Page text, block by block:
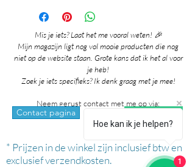
Mis je iets? Laat het me vooral weten! 🎉
Mijn magazijn ligt nog vol mooie producten die nog
niet op de website staan. Grote kans dat ik het al voor
je heb!
Zoek je iets specifieks? Ik denk graag met je mee!
Neem gerust contact met me op via:
Contact pagina whatsapp
* Prijzen in de winkel zijn inclusief btw en
exclusief verzendkosten.
Hoe kan ik je helpen?
1